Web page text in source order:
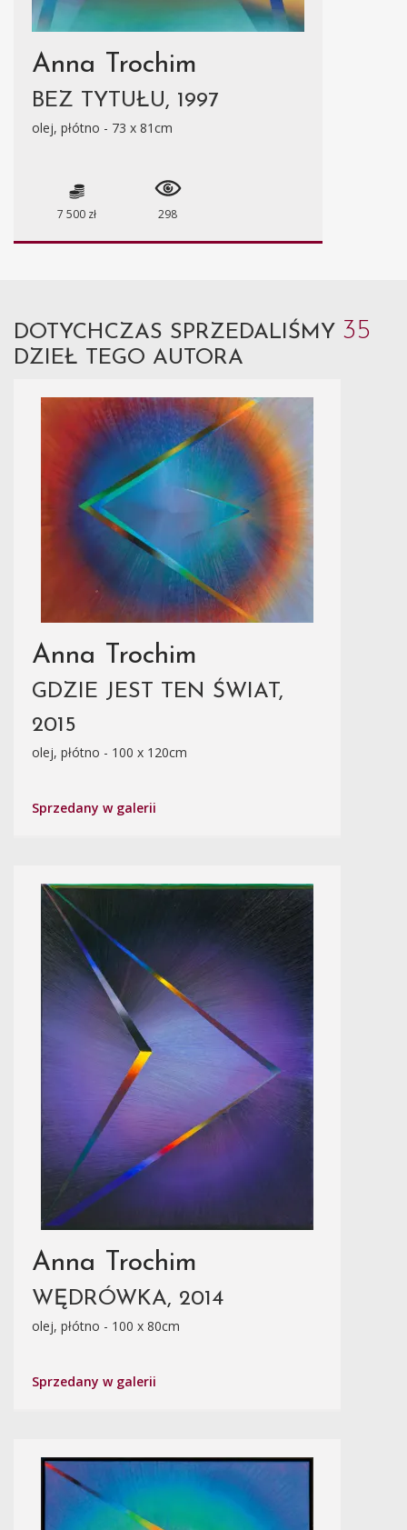
Anna Trochim
BEZ TYTUŁU, 1997
olej, płótno - 73 x 81cm
7 500 zł 298
DOTYCHCZAS SPRZEDALIŚMY 35
DZIEŁ TEGO AUTORA
Anna Trochim
GDZIE JEST TEN ŚWIAT,
2015
olej, płótno - 100 x 120cm
Sprzedany w galerii
Anna Trochim
WĘDRÓWKA, 2014
olej, płótno - 100 x 80cm
Sprzedany w galerii